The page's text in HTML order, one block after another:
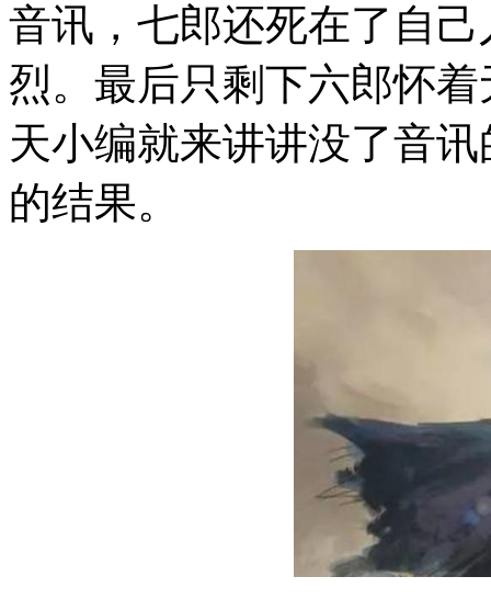
音讯，七郎还死在了自
烈。最后只剩下六郎怀
天小编就来讲讲没了音
的结果。